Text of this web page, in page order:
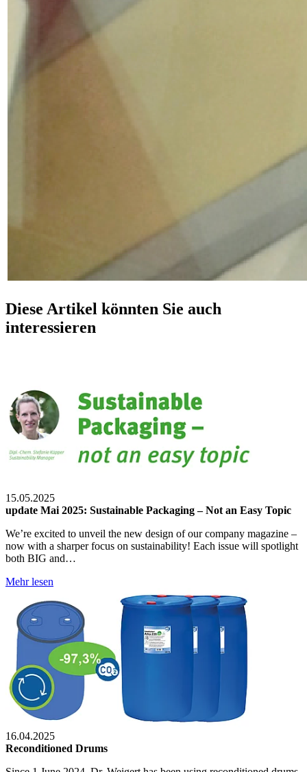
Diese Artikel könnten Sie auch
interessieren
15.05.2025
update Mai 2025: Sustainable Packaging – Not an Easy Topic
We’re excited to unveil the new design of our company magazine –
now with a sharper focus on sustainability! Each issue will spotlight
both BIG and…
Mehr lesen
16.04.2025
Reconditioned Drums